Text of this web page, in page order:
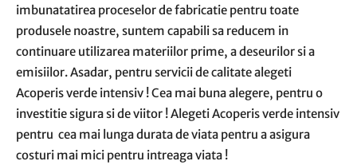
imbunatatirea proceselor de fabricatie pentru toate
produsele noastre, suntem capabili sa reducem in
continuare utilizarea materiilor prime, a deseurilor si a
emisiilor. Asadar, pentru servicii de calitate alegeti
Acoperis verde intensiv ! Cea mai buna alegere, pentru o
investitie sigura si de viitor ! Alegeti Acoperis verde intensiv
pentru cea mai lunga durata de viata pentru a asigura
costuri mai mici pentru intreaga viata !